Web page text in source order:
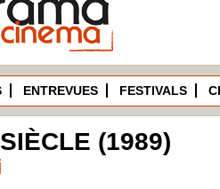
ENTREVUES FESTIVALS
(1989)